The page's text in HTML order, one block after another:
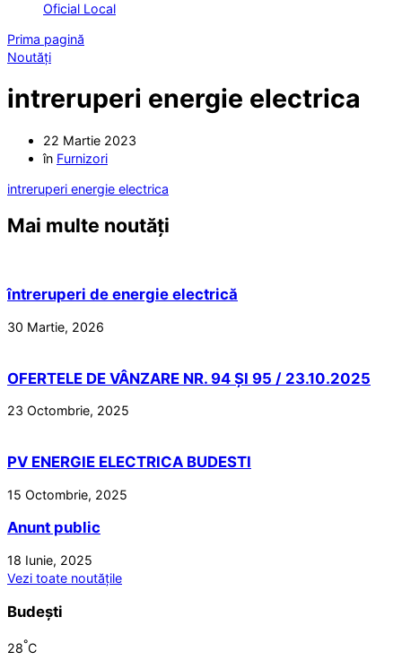
Oficial Local
Prima pagină
Noutăți
intreruperi energie electrica
22 Martie 2023
în Furnizori
intreruperi energie electrica
Mai multe noutăți
întreruperi de energie electrică
30 Martie, 2026
OFERTELE DE VÂNZARE NR. 94 ȘI 95 / 23.10.2025
23 Octombrie, 2025
PV ENERGIE ELECTRICA BUDESTI
15 Octombrie, 2025
Anunt public
18 Iunie, 2025
Vezi toate noutățile
Budești
28°C